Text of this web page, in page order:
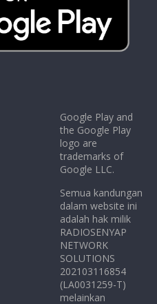
Google Play and
the Google Play
logo are
trademarks of
Google LLC.
Semua kandungan
dalam website ini
adalah hak milik
RADIOSENYAP
NETWORK
SOLUTIONS
202103116854
(LA0031259-T)
melainkan